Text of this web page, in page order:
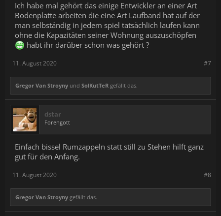
Ich habe mal gehört das einige Entwickler an einer Art
Bodenplatte arbeiten die eine Art Laufband hat auf der
man selbständig in jedem spiel tatsächlich laufen kann
ohne die Kapazitäten seiner Wohnung auszuschöpfen
habt ihr darüber schon was gehört ?
#7
11. August 2020
Gregor Van Stroyny und SolKutTeR gefällt das.
dstar
Forengott
Einfach bissel Rumzappeln statt still zu Stehen hilft ganz
gut für den Anfang.
#8
11. August 2020
Gregor Van Stroyny gefällt das.